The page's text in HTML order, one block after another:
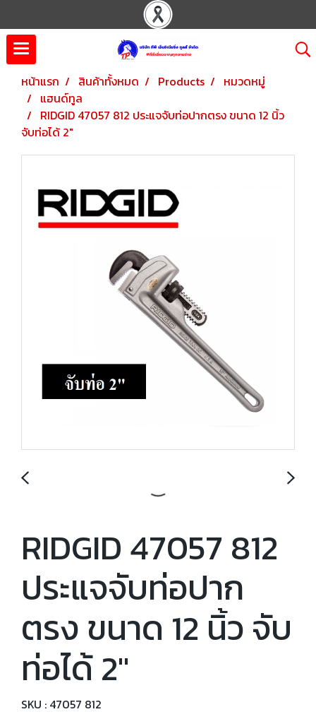
หน้าแรก สินค้าทั้งหมด Products
หมวดหมู่
แฮนด์ทูล
RIDGID 47057 812 ประแจจับท่อปากตรง ขนาด 12 นิ้ว
จับท่อได้ 2"
RIDGID 47057 812
ประแจจับท่อปาก
ตรง ขนาด 12 นิ้ว จับ
ท่อได้ 2"
SKU : 47057 812